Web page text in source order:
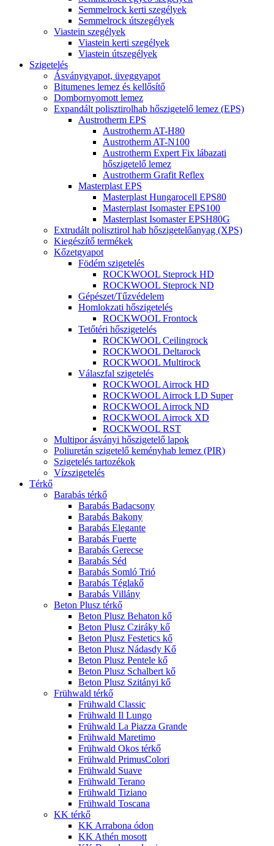
Semmelrock kerti szegélyek
Semmelrock útszegélyek
Viastein szegélyek
Viastein kerti szegélyek
Viastein útszegélyek
Szigetelés
Ásványgyapot, üveggyapot
Bitumenes lemez és kellősítő
Dombornyomott lemez
Expandált polisztirolhab hőszigetelő lemez (EPS)
Austrotherm EPS
Austrotherm AT-H80
Austrotherm AT-N100
Austrotherm Expert Fix lábazati
hőszigetelő lemez
Austrotherm Grafit Reflex
Masterplast EPS
Masterplast Hungarocell EPS80
Masterplast Isomaster EPS100
Masterplast Isomaster EPSH80G
Extrudált polisztirol hab hőszigetelőanyag (XPS)
Kiegészítő termékek
Kőzetgyapot
Födém szigetelés
ROCKWOOL Steprock HD
ROCKWOOL Steprock ND
Gépészet/Tűzvédelem
Homlokzati hőszigetelés
ROCKWOOL Frontock
Tetőtéri hőszigetelés
ROCKWOOL Ceilingrock
ROCKWOOL Deltarock
ROCKWOOL Multirock
Válaszfal szigetelés
ROCKWOOL Airrock HD
ROCKWOOL Airrock LD Super
ROCKWOOL Airrock ND
ROCKWOOL Airrock XD
ROCKWOOL RST
Multipor ásványi hőszigetelő lapok
Poliuretán szigetelő keményhab lemez (PIR)
Szigetelés tartozékok
Vízszigetelés
Térkő
Barabás térkő
Barabás Badacsony
Barabás Bakony
Barabás Elegante
Barabás Fuerte
Barabás Gerecse
Barabás Séd
Barabás Somló Trió
Barabás Téglakő
Barabás Villány
Beton Plusz térkő
Beton Plusz Behaton kő
Beton Plusz Cziráky kő
Beton Plusz Festetics kő
Beton Plusz Nádasdy Kő
Beton Plusz Pentele kő
Beton Plusz Schalbert kő
Beton Plusz Szitányi kő
Frühwald térkő
Frühwald Classic
Frühwald Il Lungo
Frühwald La Piazza Grande
Frühwald Maretimo
Frühwald Okos térkő
Frühwald PrimusColori
Frühwald Suave
Frühwald Terano
Frühwald Tiziano
Frühwald Toscana
KK térkő
KK Arrabona ódon
KK Athén mosott